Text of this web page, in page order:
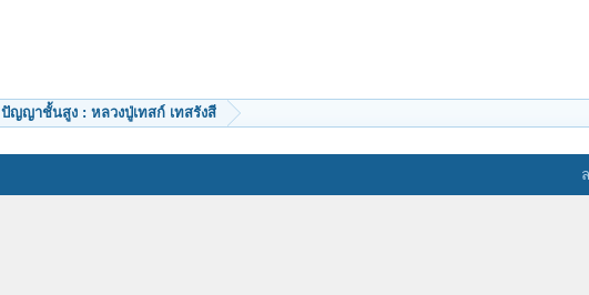
ปัญญาชั้นสูง : หลวงปู่เทสก์ เทสรังสี